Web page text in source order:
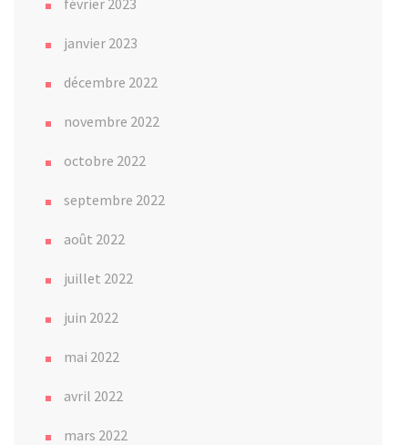
janvier 2023
décembre 2022
novembre 2022
octobre 2022
septembre 2022
août 2022
juillet 2022
juin 2022
mai 2022
avril 2022
mars 2022